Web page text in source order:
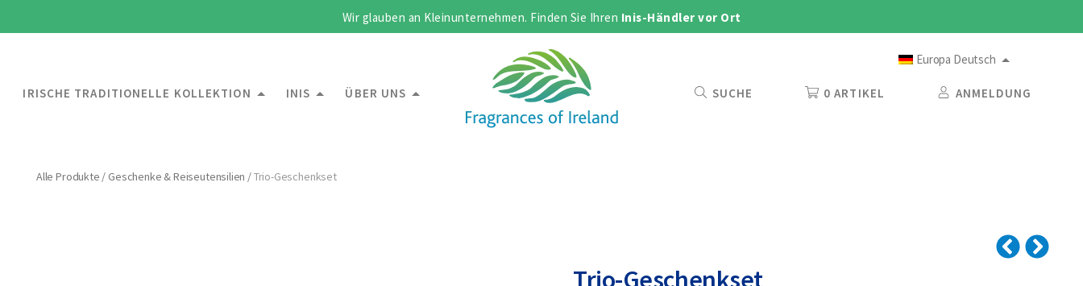
Wir glauben an Kleinunternehmen. Finden Sie Ihren Inis-Händler vor Ort
Europa Deutsch
IRISCHE TRADITIONELLE KOLLEKTION INIS ÜBER UNS SUCHE 0 ARTIKEL ANMELDUNG
Alle Produkte / Geschenke & Reiseutensilien /Trio-Geschenkset
Trio-Geschenkset